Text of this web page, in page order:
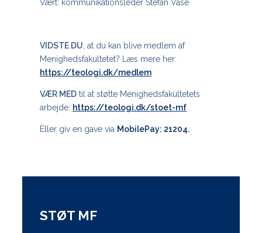
Vært: kommunikationsleder Stefan Vase
VIDSTE DU , at du kan blive medlem af
Menighedsfakultetet? Læs mere her:
https://teologi.dk/medlem
VÆR MED til at støtte Menighedsfakultetets
arbejde: https://teologi.dk/stoet-mf
Eller giv en gave via MobilePay: 21204.
STØT MF